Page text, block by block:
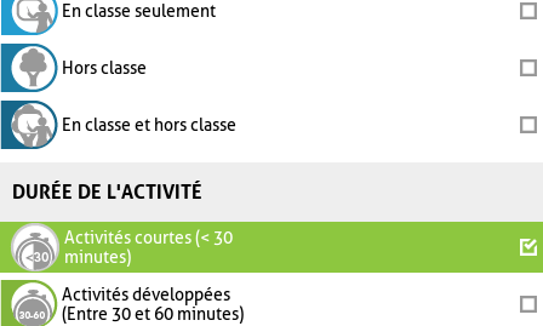
En classe seulement
Hors classe
En classe et hors classe
DURÉE DE L'ACTIVITÉ
Activités courtes (< 30
minutes)
Activités développées
(Entre 30 et 60 minutes)